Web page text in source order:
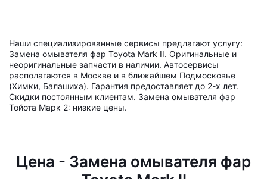
Наши специализированные сервисы предлагают услугу:
Замена омывателя фар Toyota Mark II. Оригинальные и
неоригинальные запчасти в наличии. Автосервисы
располагаются в Москве и в ближайшем Подмосковье
(Химки, Балашиха). Гарантия предоставляет до 2-х лет.
Скидки постоянным клиентам. Замена омывателя фар
Тойота Марк 2: низкие цены.
Цена - Замена омывателя фар